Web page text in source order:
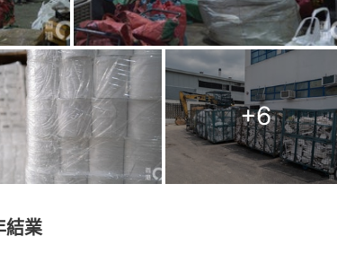
+6
結業